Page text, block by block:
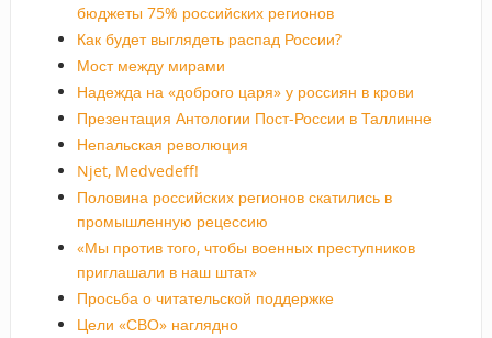
бюджеты 75% российских регионов
Как будет выглядеть распад России?
Мост между мирами
Надежда на «доброго царя» у россиян в крови
Презентация Антологии Пост-России в Таллинне
Непальская революция
Njet, Medvedeff!
Половина российских регионов скатились в
промышленную рецессию
«Мы против того, чтобы военных преступников
приглашали в наш штат»
Просьба о читательской поддержке
Цели «СВО» наглядно